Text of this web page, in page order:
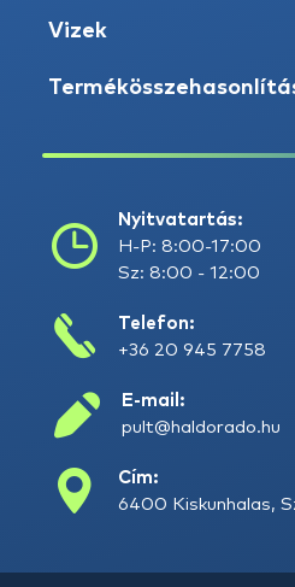
Vizek
Nyitvatartás:
H-P: 8:00-17:00
Sz: 8:00 - 12:00
Telefon:
+36 20 945 7758
E-mail:
pult@haldorado.hu
Cím:
6400 Kiskunhalas,